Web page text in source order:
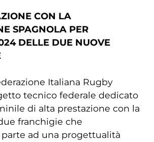
CON LA
SPAGNOLA PER
DELLE DUE NUOVE
Italiana Rugby
tecnico federale dedicato
di alta prestazione con la
franchigie che
ad una progettualità